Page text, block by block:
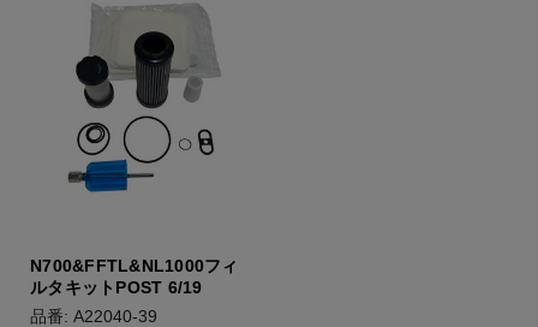
N700&FFTL&NL1000フィ
ルタキットPOST 6/19
品番: A22040-39